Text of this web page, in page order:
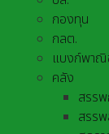
กองทุน
กลต.
แบงก์พา
คลัง
สรร
สรร